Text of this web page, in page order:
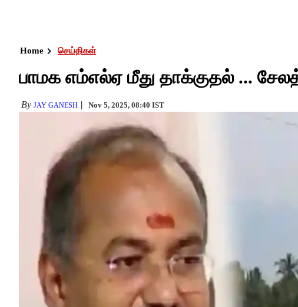
Home செய்திகள்
பாமக எம்எல்ஏ மீது தாக்குதல் ...
By JAY GANESH Nov 5, 2025, 08:40 IST